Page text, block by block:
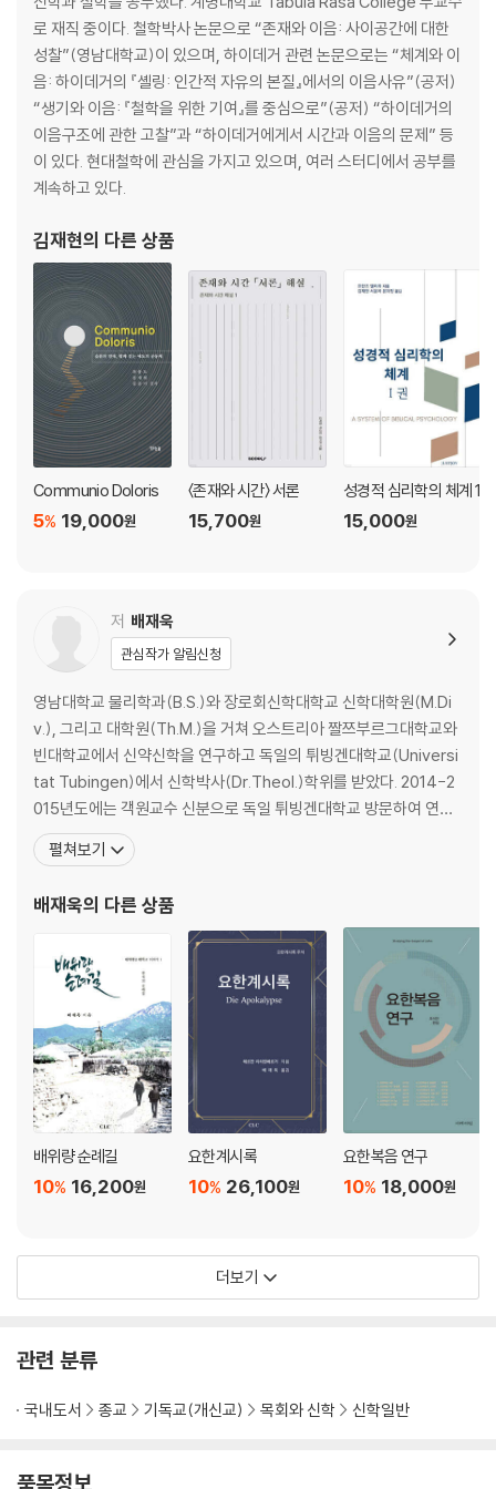
로 재직 중이다. 철학박사 논문으로 “존재와 이음: 사이공간에 대한
성찰”(영남대학교)이 있으며, 하이데거 관련 논문으로는 “체계와 이
음: 하이데거의 『셸링: 인간적 자유의 본질』에서의 이음사유”(공저)
“생기와 이음: 『철학을 위한 기여』를 중심으로”(공저) “하이데거의
이음구조에 관한 고찰”과 “하이데거에게서 시간과 이음의 문제” 등
이 있다. 현대철학에 관심을 가지고 있으며, 여러 스터디에서 공부를
계속하고 있다.
김재현의 다른 상품
Communio Doloris
19,000원
5%
〈존재와 시간〉 서론
15,700원
성경적 심리학의 체계 1
15,000원
저 배재욱
관심작가 알림신청
영남대학교 물리학과(B.S.)와 장로회신학대학교 신학대학원(M.Di
v.), 그리고 대학원(Th.M.)을 거쳐 오스트리아 짤쯔부르그대학교와
빈대학교에서 신약신학을 연구하고 독일의 튀빙겐대학교(Universi
tat Tubingen)에서 신학박사(Dr.Theol.)학위를 받았다. 2014-2
015년도에는 객원교수 신분으로 독일 튀빙겐대학교 방문하여 연구
했다. 그는 신학교 졸업 후 임원중앙교회와 북평교회 담임목사를 거
쳐 부산장신대학교 교수, 총회 파송 오스트리아 선교사, 장로회신학
일하고 있다. 그는 『신약연구』의 편집
펼쳐보기
배재욱의 다른 상품
배위량 순례길
16,200원
10%
요한계시록
26,100원
10%
요한복음 연구
18,000원
10%
더보기
관련 분류
국내도서 종교 기독교(개신교) 목회와 신학 신학일반
품목정보